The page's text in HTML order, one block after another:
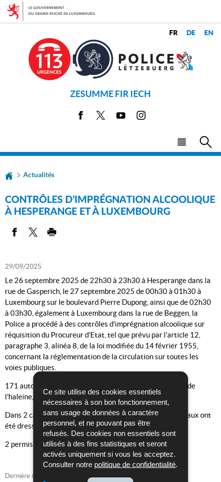
Ce site utilise des cookies essentiels
nécessaires à son bon fonctionnement,
sans usage de données à caractère
personnel, et ne pouvant pas être
refusés. Des cookies non essentiels sont
utilisés à des fins statistiques et seront
activés uniquement si vous les acceptez.
Consulter notre politique de confidentialité
Aller
Aller
ZESUMME FIR IECH
Facebook YoutubeInstagram
Menu
LANGUE
Actualités
CONTRÔLES D’IMPRÉGNATION ALCOOLIQUE
À HESPERANGE ET À LUXEMBOURG
29/09/2025
Le 26 septembre 2025 de 22h30 à 23h30 à Hesperange dans la
rue de Gasperich, le 27 septembre 2025 de 00h30 à 01h30 à
Luxembourg sur le boulevard Pierre Dupong, ainsi que de 02h30
à 03h30, également à Luxembourg dans la rue de Beggen, la
Police a procédé à des contrôles d’imprégnation alcoolique sur
réquisition du Procureur d’Etat, tel que prévu par l’article 12,
paragraphe 3, alinéa 8, de la loi modifiée du 14 février 1955,
concernant la réglementation de la circulation sur toutes les
voies publiques.
171 automobilistes ont été soumis à l’examen sommaire de
l’haleine, même en absence de tout indice grave.
Dans 2 cas, l’examen s’est relevé positif et 2 procès-verbaux ont
été dressés.
2 permis de conduire ont été retirés sur place.
Dernière mise à jour 29/09/2025